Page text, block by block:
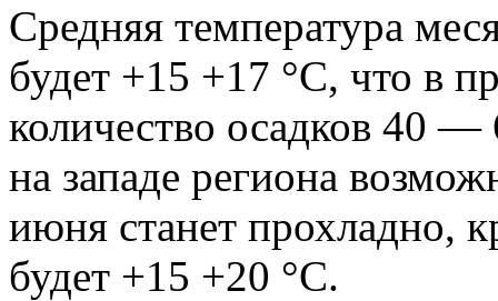
Средняя температура
будет +15 +17 °С, что в
количество осадков 40
на западе региона
июня станет прохладно,
будет +15 +20 °С.